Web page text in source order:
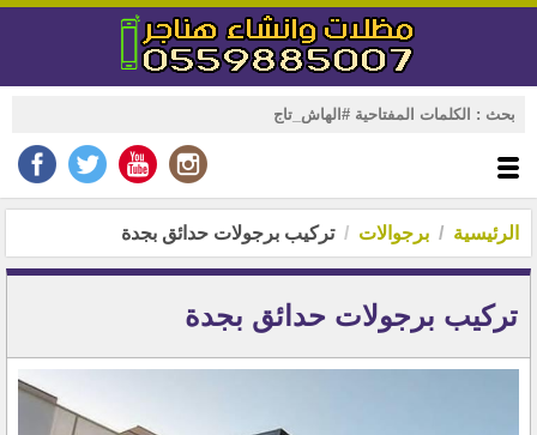
الرئيسية برجوالات تركيب برجولات حدائق بجدة
تركيب برجولات حدائق بجدة